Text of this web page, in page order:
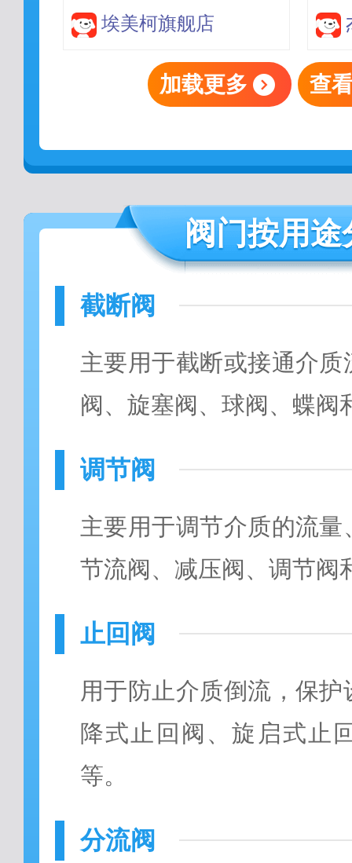
总闸阀 DN15=4分
埃美柯旗舰店
加载更多 查
阀门按用途
截断阀
主要用于截断或接通介
阀、旋塞阀、球阀、蝶阀
调节阀
主要用于调节介质的流
节流阀、减压阀、调节阀
止回阀
用于防止介质倒流，保
降式止回阀、旋启式止
等。
分流阀